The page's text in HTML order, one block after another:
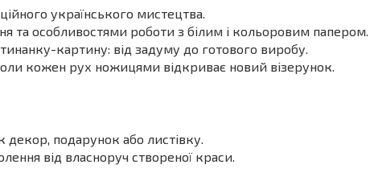
українського мистецтва.
та особливостями роботи з білим і кольоровим папером.
картину: від задуму до готового виробу.
кожен рух ножицями відкриває новий візерунок.
подарунок або листівку.
від власноруч створеної краси.